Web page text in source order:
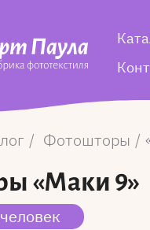
Фотошторы
«Маки 9»